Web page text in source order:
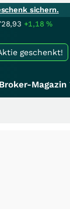
sichern.
+1,18%
geschenkt!
Broker-Magazin